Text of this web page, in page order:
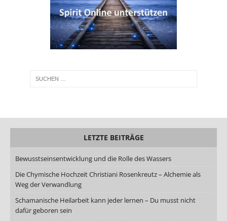
LETZTE BEITRÄGE
Bewusstseinsentwicklung und die Rolle des Wassers
Die Chymische Hochzeit Christiani Rosenkreutz – Alchemie als
Weg der Verwandlung
Schamanische Heilarbeit kann jeder lernen – Du musst nicht
dafür geboren sein